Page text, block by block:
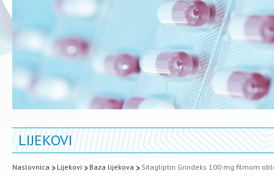
LIJEKOVI
Naslovnica Lijekovi Baza lijekova Sitagliptin Grindeks 100 mg filmom